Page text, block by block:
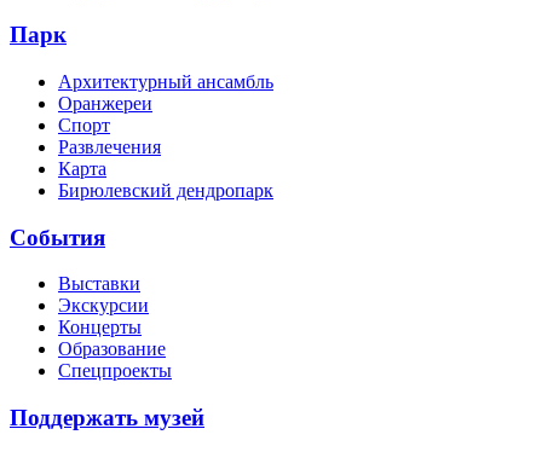
Парк
Архитектурный ансамбль
Оранжереи
Спорт
Развлечения
Карта
Бирюлевский дендропарк
События
Выставки
Экскурсии
Концерты
Образование
Спецпроекты
Поддержать музей